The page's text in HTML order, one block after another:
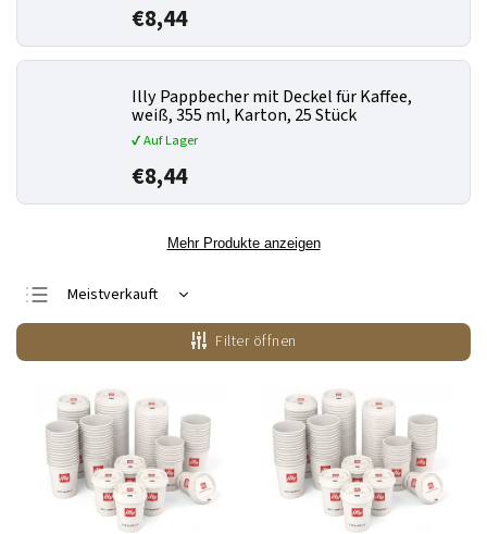
€8,44
Illy Pappbecher mit Deckel für Kaffee,
weiß, 355 ml, Karton, 25 Stück
✔ Auf Lager
€8,44
Mehr Produkte anzeigen
Meistverkauft
Günstigste
Teuerste
Alphabetisch
Filter öffnen